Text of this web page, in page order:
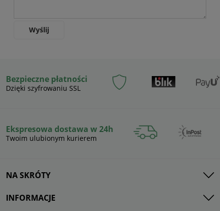
Wyślij
Bezpieczne płatności
Dzięki szyfrowaniu SSL
Ekspresowa dostawa w 24h
Twoim ulubionym kurierem
NA SKRÓTY
INFORMACJE